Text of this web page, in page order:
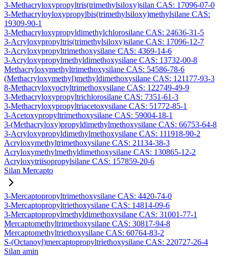
3-Methacryloxypropyltris(trimethylsiloxy)silan CAS: 17096-07-0
3-Methacryloyloxypropylbis(trimethylsiloxy)methylsilane CAS:
19309-90-1
3-Methacryloxypropyldimethylchlorosilane CAS: 24636-31-5
3-Acryloxypropyltris(trimethylsiloxy)silane CAS: 17096-12-7
3-Acryloxypropyltrimethoxysilane CAS: 4369-14-6
3-Acryloxypropylmethyldimethoxysilane CAS: 13732-00-8
Methacryloxymethyltrimethoxysilane CAS: 54586-78-6
(Methacryloxymethyl)methyldimethoxysilane CAS: 121177-93-3
8-Methacryloxyoctyltrimethoxysilane CAS: 122749-49-9
3-Methacryloxypropyltrichlorosilane CAS: 7351-61-3
3-Methacryloxypropyltriacetoxysilane CAS: 51772-85-1
3-Acetoxypropyltrimethoxysilane CAS: 59004-18-1
3-(Methacryloxy)propyldimethylmethoxysilane CAS: 66753-64-8
3-Acryloxypropyldimethylmethoxysilane CAS: 111918-90-2
Acryloxymethyltrimethoxysilane CAS: 21134-38-3
Acryloxymethylmethyldimethoxysilane CAS: 130865-12-2
Acryloxytriisopropylsilane CAS: 157859-20-6
Silan Mercapto
3-Mercaptopropyltrimethoxysilane CAS: 4420-74-0
3-Mercaptopropyltriethoxysilane CAS: 14814-09-6
3-Mercaptopropylmethyldimethoxysilane CAS: 31001-77-1
Mercaptomethyltrimethoxysilane CAS: 30817-94-8
Mercaptomethyltriethoxysilane CAS: 60764-83-2
S-(Octanoyl)mercaptopropyltriethoxysilane CAS: 220727-26-4
Silan amin